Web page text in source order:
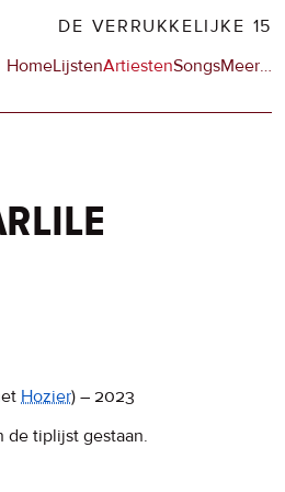
DE VERRUKKELIJKE 15
HomeLijstenArtiestenSongsMeerop
…
Hozier) – 2023
de tiplijst gestaan.